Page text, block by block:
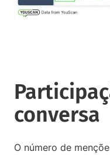
conversa
O número de